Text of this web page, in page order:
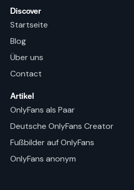
Discover
Startseite
Blog
Über uns
Contact
Artikel
OnlyFans als Paar
Deutsche OnlyFans Creator
Fußbilder auf OnlyFans
OnlyFans anonym